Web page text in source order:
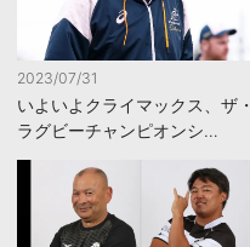
2023/07/31
いよいよクライマックス、ザ・
ラグビーチャンピオンシ…